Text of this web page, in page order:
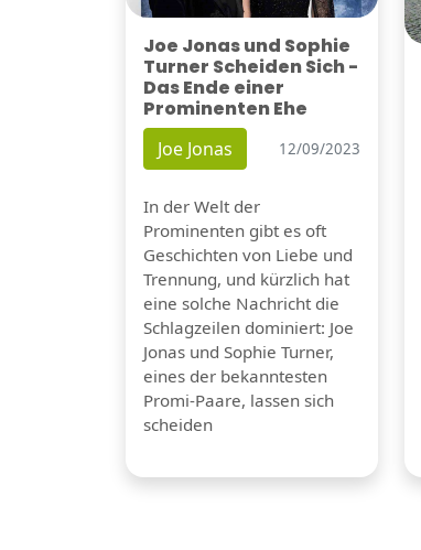
Joe Jonas und Sophie
Turner Scheiden Sich -
Das Ende einer
Prominenten Ehe
Joe Jonas 12/09/2023
In der Welt der
Prominenten gibt es oft
Geschichten von Liebe und
Trennung, und kürzlich hat
eine solche Nachricht die
Schlagzeilen dominiert: Joe
Jonas und Sophie Turner,
eines der bekanntesten
Promi-Paare, lassen sich
scheiden